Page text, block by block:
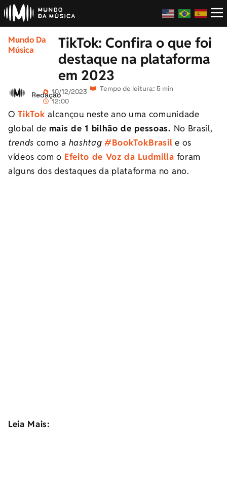
Mundo Da
Música
TikTok: Confira o que foi
destaque na plataforma
em 2023
Redação10/12/2023
12:00
Tempo de leitura: 5 min
OTikTok alcançou neste ano uma comunidade
global de mais de 1 bilhão de pessoas. No Brasil,
trends como a hashtag #BookTokBrasil e os
vídeos com o Efeito de Voz da Ludmilla foram
alguns dos destaques da plataforma no ano.
Leia Mais: